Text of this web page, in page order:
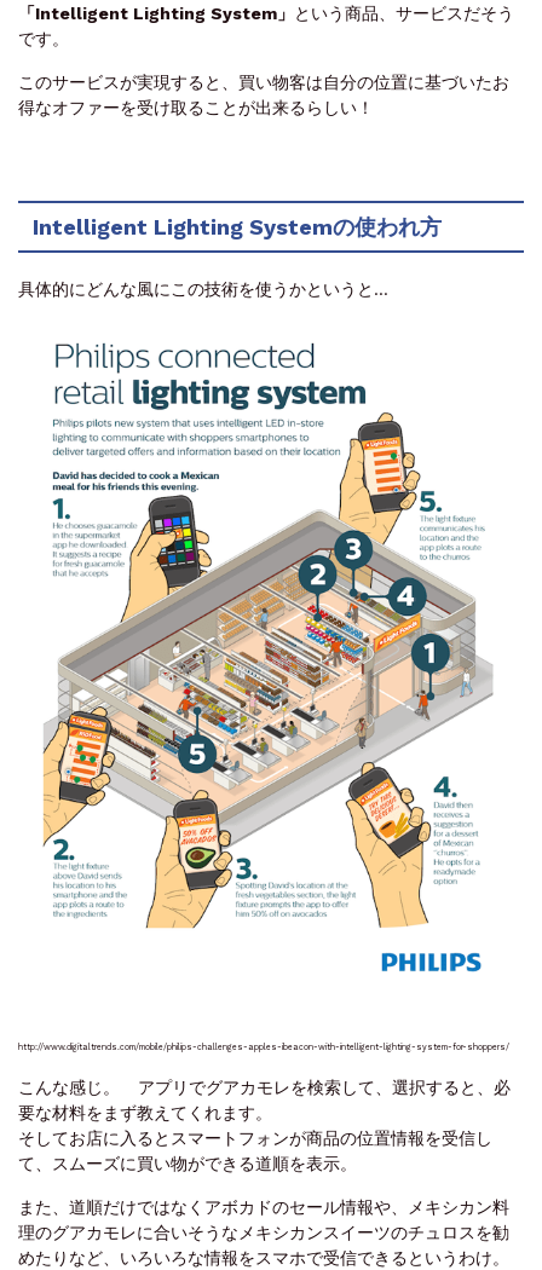
「Intelligent Lighting System」 という商品、サービスだそう
です。
このサービスが実現すると、買い物客は自分の位置に基づいたお
得なオファーを受け取ることが出来るらしい！
Intelligent Lighting Systemの使われ方
具体的にどんな風にこの技術を使うかというと…
http://www.digitaltrends.com/mobile/philips-challenges-apples-ibeacon-with-intelligent-lighting-system-for-shoppers/
こんな感じ。 アプリでグアカモレを検索して、選択すると、必
要な材料をまず教えてくれます。
そしてお店に入るとスマートフォンが商品の位置情報を受信し
て、スムーズに買い物ができる道順を表示。
また、道順だけではなくアボカドのセール情報や、メキシカン料
理のグアカモレに合いそうなメキシカンスイーツのチュロスを勧
めたりなど、いろいろな情報をスマホで受信できるというわけ。